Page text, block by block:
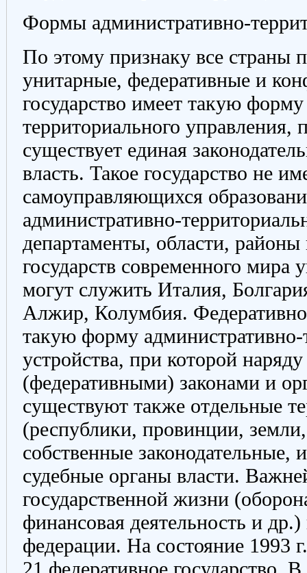
Формы административно-
По этому признаку все страны
унитарные, федеративные и
государство имеет такую
территориального управления,
существует единая
власть. Такое государство не
самоуправляющихся
административно-
департаменты, области,
государств современного
могут служить Италия,
Алжир, Колумбия.
такую форму административно-
устройства, при которой
(федеративными) законами и
существуют также отдельные
(республики, провинции,
собственные законодательные,
судебные органы власти.
государственной жизни
финансовая деятельность и
федерации. На состояние 1993